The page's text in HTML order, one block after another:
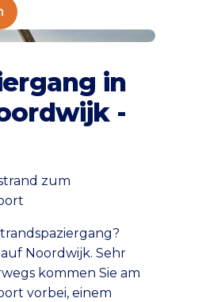
in
-
zum
Noordwijk. Sehr
kommen Sie am
vorbei, einem